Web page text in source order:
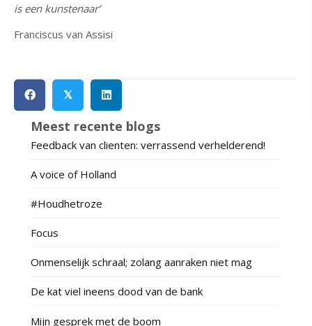
is een kunstenaar’
Franciscus van Assisi
𝕏
Meest recente blogs
Feedback van clienten: verrassend verhelderend!
A voice of Holland
#Houdhetroze
Focus
Onmenselijk schraal; zolang aanraken niet mag
De kat viel ineens dood van de bank
Mijn gesprek met de boom